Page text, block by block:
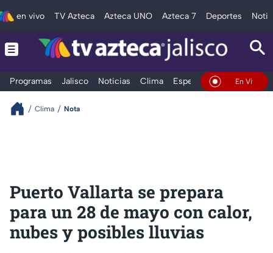
en vivo TV Azteca Azteca UNO Azteca 7 Deportes
Programas Jalisco Noticias Clima Espectáculos Deportes
En Vivo
Clima Nota
Puerto Vallarta se prepara
para un 28 de mayo con calor,
nubes y posibles lluvias